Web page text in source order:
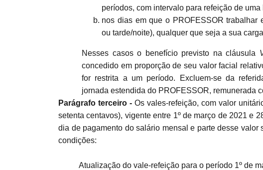
períodos, com intervalo para refeição de uma
nos dias em que o PROFESSOR trabalhar
ou tarde/noite), qualquer que seja a sua
Nesses casos o benefício previsto na cláusula
concedido em proporção de seu valor facial
for restrita a um período. Excluem-se da
jornada estendida do PROFESSOR, remunerada
Parágrafo terceiro - Os vales-refeição, com valor
setenta centavos), vigente entre 1º de março de 2021 e
dia de pagamento do salário mensal e parte desse
condições:
Atualização do vale-refeição para o período 1º de